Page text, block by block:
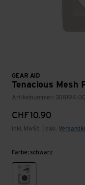
GEAR AID
Tenacious Mesh
Artikelnummer: 308194-001
CHF10.90
inkl. MwSt. | exkl.
Farbe: schwarz
schwarz